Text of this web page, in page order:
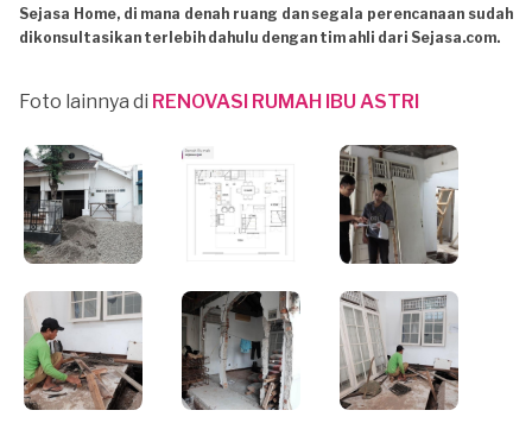
Sejasa Home, di mana denah ruang dan segala perencanaan sudah
dikonsultasikan terlebih dahulu dengan tim ahli dari Sejasa.com.
Foto lainnya di RENOVASI RUMAH IBU ASTRI